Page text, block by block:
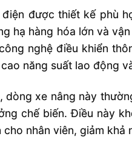
điện được thiết kế phù
hạ hàng hóa lớn và
nghệ điều khiển
năng suất lao động
dòng xe nâng này
chế biến. Điều này
cho nhân viên, giảm